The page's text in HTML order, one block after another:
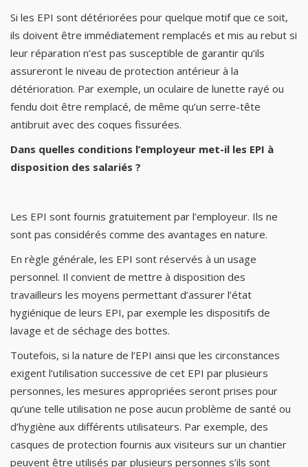
Si les EPI sont détériorées pour quelque motif que ce soit,
ils doivent être immédiatement remplacés et mis au rebut si
leur réparation n’est pas susceptible de garantir qu’ils
assureront le niveau de protection antérieur à la
détérioration. Par exemple, un oculaire de lunette rayé ou
fendu doit être remplacé, de même qu’un serre-tête
antibruit avec des coques fissurées.
Dans quelles conditions l’employeur met-il les EPI à
disposition des salariés ?
Les EPI sont fournis gratuitement par l’employeur. Ils ne
sont pas considérés comme des avantages en nature.
En règle générale, les EPI sont réservés à un usage
personnel. Il convient de mettre à disposition des
travailleurs les moyens permettant d’assurer l’état
hygiénique de leurs EPI, par exemple les dispositifs de
lavage et de séchage des bottes.
Toutefois, si la nature de l’EPI ainsi que les circonstances
exigent l’utilisation successive de cet EPI par plusieurs
personnes, les mesures appropriées seront prises pour
qu’une telle utilisation ne pose aucun problème de santé ou
d’hygiène aux différents utilisateurs. Par exemple, des
casques de protection fournis aux visiteurs sur un chantier
peuvent être utilisés par plusieurs personnes s’ils sont